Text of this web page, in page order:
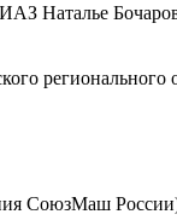
Наталье
СоюзМаш